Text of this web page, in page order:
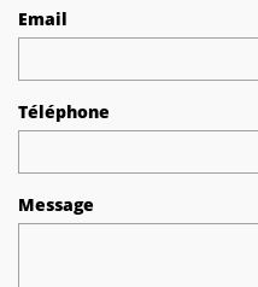
Email
Téléphone
Message